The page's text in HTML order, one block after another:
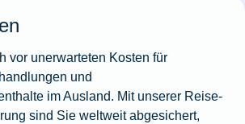
vor unerwarteten Kosten für
und
im Ausland. Mit unserer Reise-
sind Sie weltweit abgesichert,